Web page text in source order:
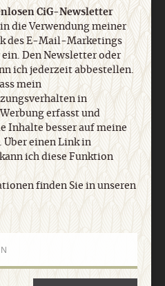
oben
CiG-Newsletter
die Verwendung meiner
des E-Mail-Marketings
Den Newsletter oder
ich jederzeit abbestellen.
mein
in
erfasst und
Inhalte besser auf meine
Über einen Link in
ich diese Funktion
finden Sie in unseren